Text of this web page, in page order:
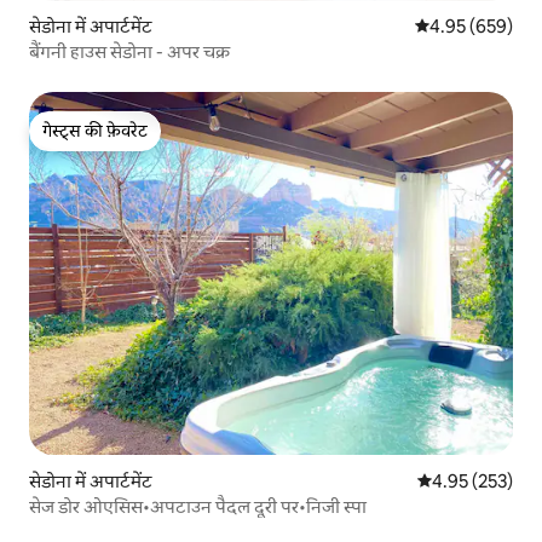
सेडोना में अपार्टमेंट औसत रेटिंग 5 में से
4.95 (659)
बैंगनी हाउस सेडोना - अपर चक्र
गेस्ट्स की फ़ेवरेट
गेस्ट्स की फ़ेवरेट
सेडोना में अपार्टमेंट औसत रेटिंग 5 में से
4.95 (253)
सेज डोर ओएसिस•अपटाउन पैदल दूरी पर•निजी स्पा